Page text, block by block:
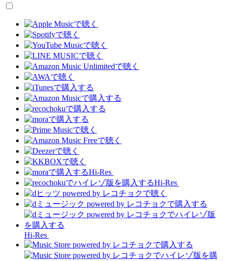
Hi-Res
Hi-Res
Hi-Res